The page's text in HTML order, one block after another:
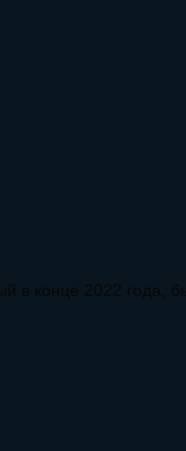
в конце 2022 года,